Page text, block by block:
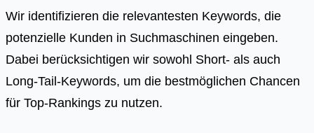
Wir identifizieren die relevantesten Keywords, die
potenzielle Kunden in Suchmaschinen eingeben.
Dabei berücksichtigen wir sowohl Short- als auch
Long-Tail-Keywords, um die bestmöglichen Chancen
für Top-Rankings zu nutzen.